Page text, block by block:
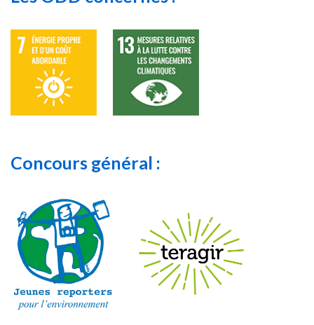
Concours général :